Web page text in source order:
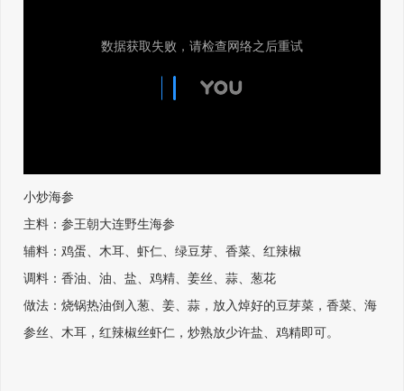
小炒海参
主料：参王朝大连野生海参
辅料：鸡蛋、木耳、虾仁、绿豆芽、香菜、红辣椒
调料：香油、油、盐、鸡精、姜丝、蒜、葱花
做法：烧锅热油倒入葱、姜、蒜，放入焯好的豆芽菜，香菜、海
参丝、木耳，红辣椒丝虾仁，炒熟放少许盐、鸡精即可。